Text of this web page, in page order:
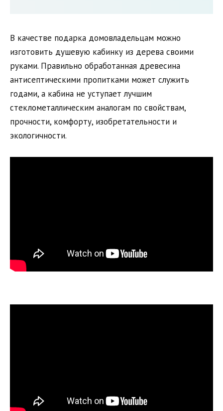
В качестве подарка домовладельцам можно
изготовить душевую кабинку из дерева своими
руками. Правильно обработанная древесина
антисептическими пропитками может служить
годами, а кабина не уступает лучшим
стеклометаллическим аналогам по свойствам,
прочности, комфорту, изобретательности и
экологичности.